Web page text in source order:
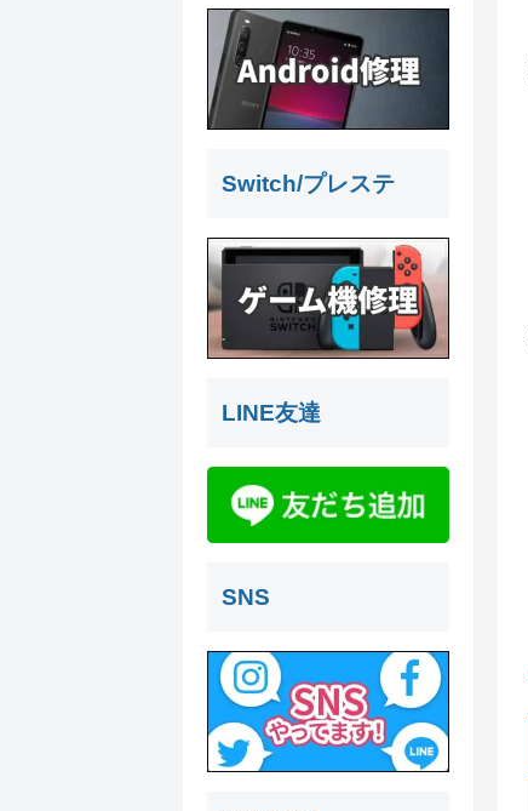
Switch/プレステ
LINE友達
SNS